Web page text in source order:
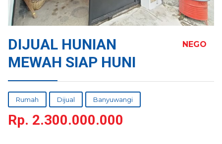
DIJUAL HUNIAN
MEWAH SIAP HUNI
NEGO
Rumah Dijual Banyuwangi
Rp. 2.300.000.000